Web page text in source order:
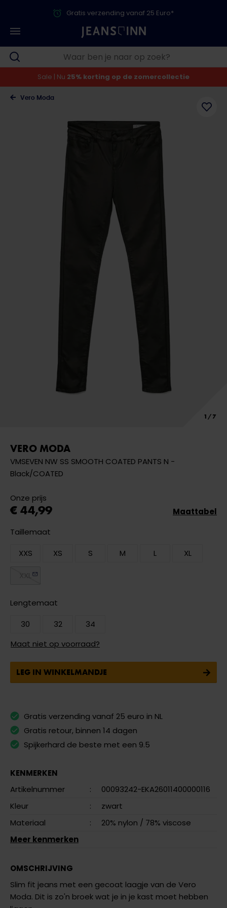
Gratis verzending vanaf 25 Euro*
Sale | Nu 25% korting op de zomercollectie
Vero Moda
VERO MODA
VMSEVEN NW SS SMOOTH COATED PANTS N -
Black/COATED
Onze prijs
€ 44,99
Taillemaat
XXS
XS S M L XL
Lengtemaat
30
32
34
Maat niet op voorraad?
Maattabel
LEG IN WINKELMANDJE
Gratis verzending vanaf 25 euro in NL
Gratis retour, binnen 14 dagen
Spijkerhard de beste met een 9.5
KENMERKEN
Artikelnummer
:
00093242-EKA26011400000116
Kleur
:
zwart
Materiaal
: 20% nylon / 78% viscose
Meer kenmerken
OMSCHRIJVING
Slim fit jeans met een gecoat laagje van de Vero
Moda. Dit is zo'n broek wat je in je kast moet hebben